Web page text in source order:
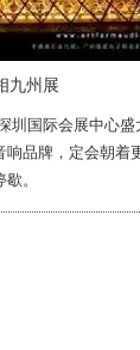
九州展
圳国际会展中心盛
品牌，定会朝着
。